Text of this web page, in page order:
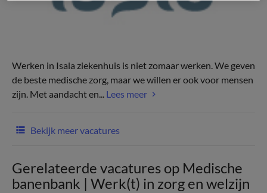
Werken in Isala ziekenhuis is niet zomaar werken. We geven
de beste medische zorg, maar we willen er ook voor mensen
zijn. Met aandacht en... Lees meer
Bekijk meer vacatures
Gerelateerde vacatures op Medische
banenbank | Werk(t) in zorg en welzijn